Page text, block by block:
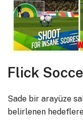
Flick
Sade bir arayüze
belirlenen